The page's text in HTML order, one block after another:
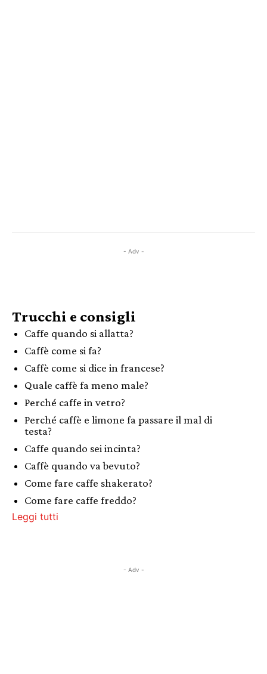
- Adv -
Trucchi e consigli
Caffe quando si allatta?
Caffè come si fa?
Caffè come si dice in francese?
Quale caffè fa meno male?
Perché caffe in vetro?
Perché caffè e limone fa passare il mal di
testa?
Caffe quando sei incinta?
Caffè quando va bevuto?
Come fare caffe shakerato?
Come fare caffe freddo?
Leggi tutti
- Adv -